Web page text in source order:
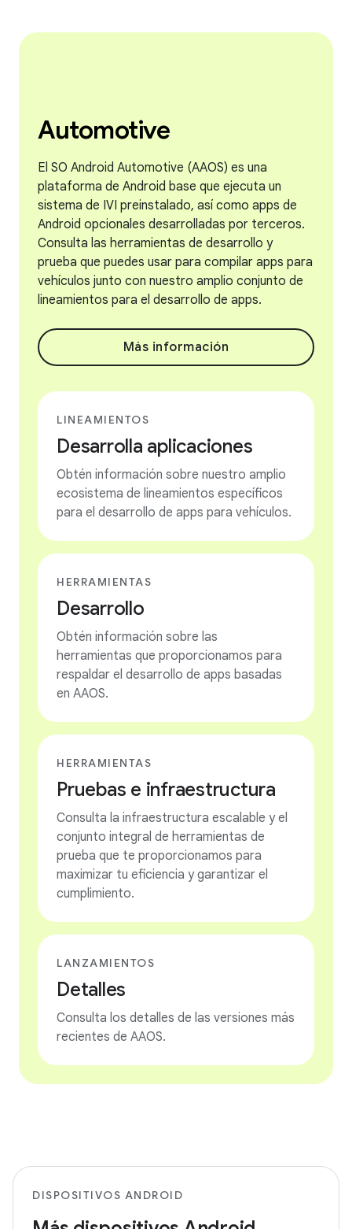
Automotive
El SO Android Automotive (AAOS) es una
plataforma de Android base que ejecuta un
sistema de IVI preinstalado, así como apps de
Android opcionales desarrolladas por terceros.
Consulta las herramientas de desarrollo y
prueba que puedes usar para compilar apps para
vehículos junto con nuestro amplio conjunto de
lineamientos para el desarrollo de apps.
Más información
LINEAMIENTOS
Desarrolla aplicaciones
Obtén información sobre nuestro amplio
ecosistema de lineamientos específicos
para el desarrollo de apps para vehículos.
HERRAMIENTAS
Desarrollo
Obtén información sobre las
herramientas que proporcionamos para
respaldar el desarrollo de apps basadas
en AAOS.
HERRAMIENTAS
Pruebas e infraestructura
Consulta la infraestructura escalable y el
conjunto integral de herramientas de
prueba que te proporcionamos para
maximizar tu eficiencia y garantizar el
cumplimiento.
LANZAMIENTOS
Detalles
Consulta los detalles de las versiones más
recientes de AAOS.
DISPOSITIVOS ANDROID